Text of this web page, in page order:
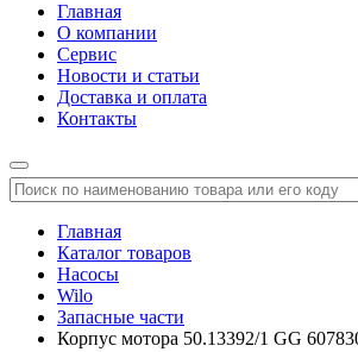
Главная
О компании
Сервис
Новости и статьи
Доставка и оплата
Контакты
Главная
Каталог товаров
Насосы
Wilo
Запасные части
Корпус мотора 50.13392/1 GG